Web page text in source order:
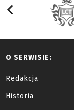
O SERWISIE:
Redakcja
Historia